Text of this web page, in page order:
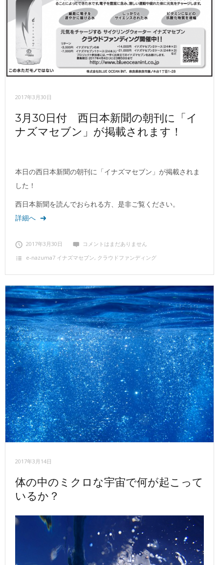
2017年3月30日
3月30日付 西日本新聞の朝刊に「イ
ナズマセブン」が掲載されます！
本日の西日本新聞の朝刊に「イナズマセブン」が掲載されま
した！
西日本新聞を読んでおられる方、是非ご覧ください。
詳細へ
2017年3月30日
コメントはまだありません
e‐nazuma7 イナズマセブン, クラウドファンディング
2017年3月14日
体の中のミクロな宇宙で何が起こって
いるか？